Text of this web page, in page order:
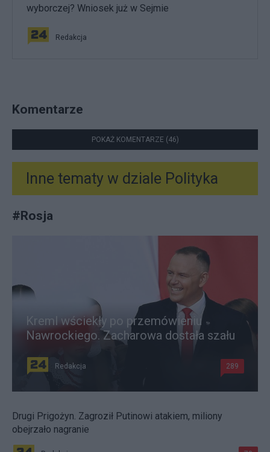
wyborczej? Wniosek już w Sejmie
Redakcja
Komentarze
POKAŻ KOMENTARZE (46)
Inne tematy w dziale Polityka
#Rosja
Kreml wściekły po przemówieniu
Nawrockiego. Zacharowa dostała szału
Redakcja 289
Drugi Prigożyn. Zagroził Putinowi atakiem, miliony
obejrzało nagranie